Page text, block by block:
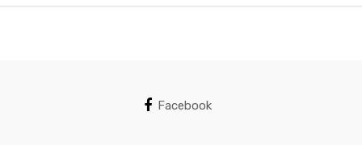
Facebook